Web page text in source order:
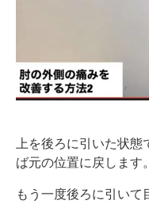
上を後ろに引いた状
ば元の位置に戻します。
もう一度後ろに引いて